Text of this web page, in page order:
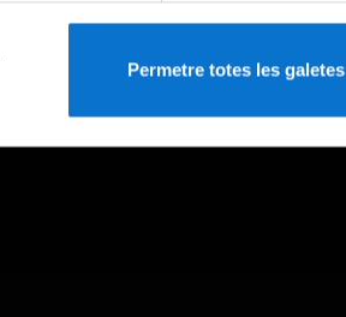
Permetre totes les galetes